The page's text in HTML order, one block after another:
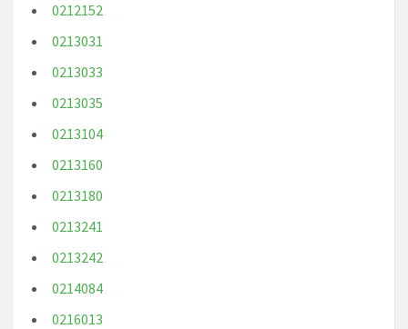
0212152
0213031
0213033
0213035
0213104
0213160
0213180
0213241
0213242
0214084
0216013